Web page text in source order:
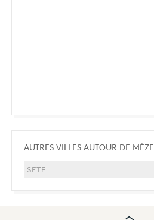
AUTRES VILLES AUTOUR DE MÈZE
SETE